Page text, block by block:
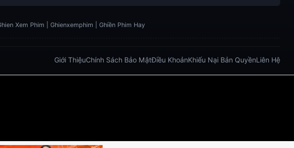
Xem Phim | Ghienxemphim | Ghiền Phim Hay
Giới ThiệuChính Sách Bảo MậtĐiều KhoảnKhiếu Nại Bản QuyềnLiên Hệ